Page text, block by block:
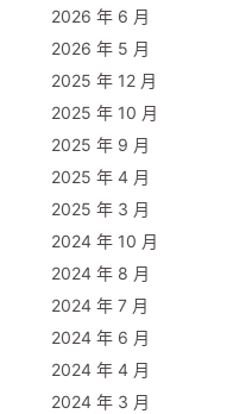
2026 年 6 月
2026 年 5 月
2025 年 12 月
2025 年 10 月
2025 年 9 月
2025 年 4 月
2025 年 3 月
2024 年 10 月
2024 年 8 月
2024 年 7 月
2024 年 6 月
2024 年 4 月
2024 年 3 月